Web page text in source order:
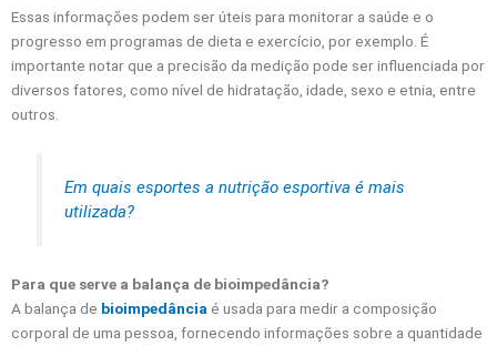
Essas informações podem ser úteis para monitorar a saúde e o
progresso em programas de dieta e exercício, por exemplo. É
importante notar que a precisão da medição pode ser influenciada por
diversos fatores, como nível de hidratação, idade, sexo e etnia, entre
outros.
Em quais esportes a nutrição esportiva é mais
utilizada?
Para que serve a balança de bioimpedância?
A balança de bioimpedância é usada para medir a composição
corporal de uma pessoa, fornecendo informações sobre a quantidade